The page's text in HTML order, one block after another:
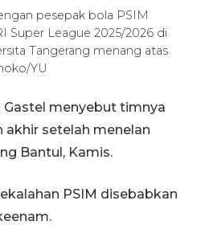
pesepak bola PSIM
Super League 2025/2026 di
Tangerang menang atas
YU
Gastel menyebut timnya
setelah menelan
Bantul, Kamis.
PSIM disebabkan